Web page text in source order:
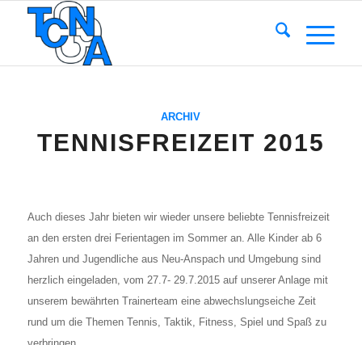
ARCHIV
TENNISFREIZEIT 2015
Auch die­ses Jahr bie­ten wir wie­der unse­re belieb­te Ten­nis­frei­zeit
an den ers­ten drei Feri­en­ta­gen im Som­mer an. Alle Kin­der ab 6
Jah­ren und Jugend­li­che aus Neu-Anspach und Umge­bung sind
herz­lich ein­ge­la­den, vom 27.7- 29.7.2015 auf unse­rer Anla­ge mit
unse­rem bewähr­ten Trai­ner­team eine abwechs­lungs­ei­che Zeit
rund um die The­men Ten­nis, Tak­tik, Fit­ness, Spiel und Spaß zu